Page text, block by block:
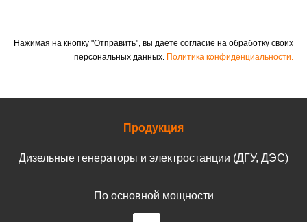
Нажимая на кнопку "Отправить", вы даете согласие на обработку своих
персональных данных. Политика конфиденциальности.
Продукция
Дизельные генераторы и электростанции (ДГУ, ДЭС)
По основной мощности